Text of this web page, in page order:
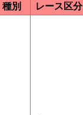
種別 レース区分